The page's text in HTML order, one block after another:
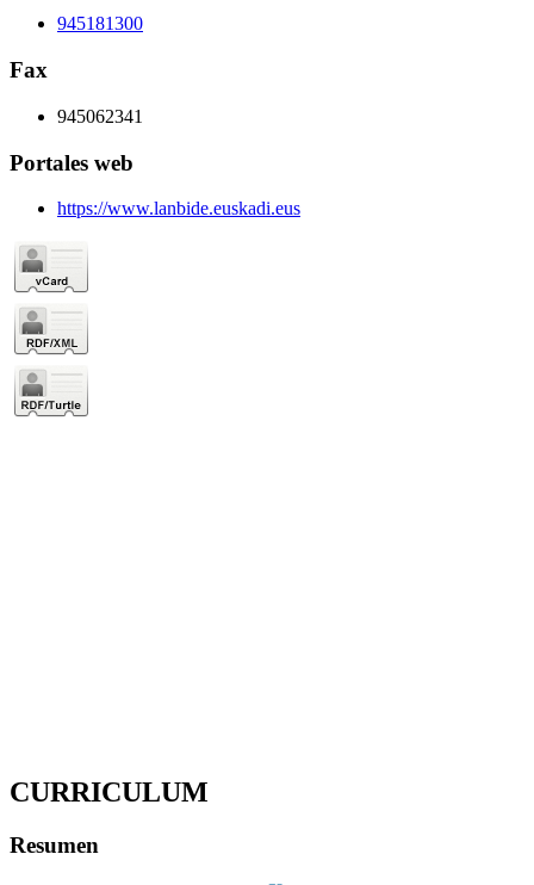
945181300
Fax
945062341
Portales web
https://www.lanbide.euskadi.eus
CURRICULUM
Resumen